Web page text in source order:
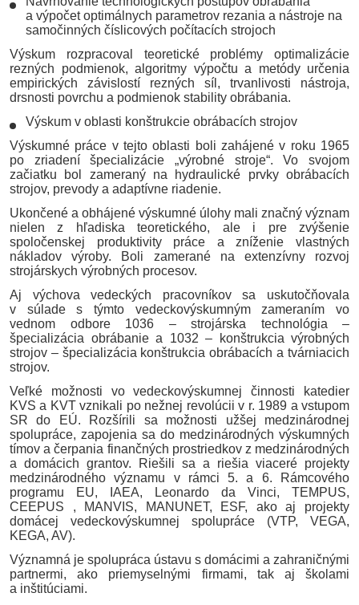
a výpočet optimálnych parametrov rezania a nástroje na
samočinných číslicových počítacích strojoch
Výskum rozpracoval teoretické problémy optimalizácie
rezných podmienok, algoritmy výpočtu a metódy určenia
empirických závislostí rezných síl, trvanlivosti nástroja,
drsnosti povrchu a podmienok stability obrábania.
Výskum v oblasti konštrukcie obrábacích strojov
Výskumné práce v tejto oblasti boli zahájené v roku 1965
po zriadení špecializácie „výrobné stroje“. Vo svojom
začiatku bol zameraný na hydraulické prvky obrábacích
strojov, prevody a adaptívne riadenie.
Ukončené a obhájené výskumné úlohy mali značný význam
nielen z hľadiska teoretického, ale i pre zvýšenie
spoločenskej produktivity práce a zníženie vlastných
nákladov výroby. Boli zamerané na extenzívny rozvoj
strojárskych výrobných procesov.
Aj výchova vedeckých pracovníkov sa uskutočňovala
v súlade s týmto vedeckovýskumným zameraním vo
vednom odbore 1036 – strojárska technológia –
špecializácia obrábanie a 1032 – konštrukcia výrobných
strojov – špecializácia konštrukcia obrábacích a tvárniacich
strojov.
Veľké možnosti vo vedeckovýskumnej činnosti katedier
KVS a KVT vznikali po nežnej revolúcii v r. 1989 a vstupom
SR do EÚ. Rozšírili sa možnosti užšej medzinárodnej
spolupráce, zapojenia sa do medzinárodných výskumných
tímov a čerpania finančných prostriedkov z medzinárodných
a domácich grantov. Riešili sa a riešia viaceré projekty
medzinárodného významu v rámci 5. a 6. Rámcového
programu EU, IAEA, Leonardo da Vinci, TEMPUS,
CEEPUS , MANVIS, MANUNET, ESF, ako aj projekty
domácej vedeckovýskumnej spolupráce (VTP, VEGA,
KEGA, AV).
Významná je spolupráca ústavu s domácimi a zahraničnými
partnermi, ako priemyselnými firmami, tak aj školami
a inštitúciami.